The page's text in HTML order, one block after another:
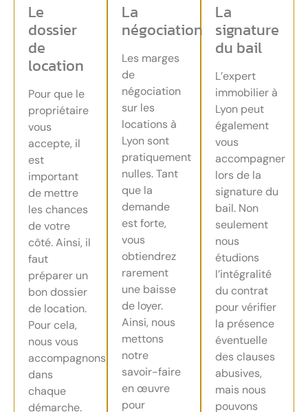
Le
dossier
de
location
Pour que le
propriétaire
vous
accepte, il
est
important
de mettre
les chances
de votre
côté. Ainsi, il
faut
préparer un
bon dossier
de location.
Pour cela,
nous vous
accompagnons
dans
chaque
démarche.
La
négociation
Les marges
de
négociation
sur les
locations à
Lyon sont
pratiquement
nulles. Tant
que la
demande
est forte,
vous
obtiendrez
rarement
une baisse
de loyer.
Ainsi, nous
mettons
notre
savoir-faire
en œuvre
pour
La
signature
du bail
L’expert
immobilier à
Lyon peut
également
vous
accompagner
lors de la
signature du
bail. Non
seulement
nous
étudions
l’intégralité
du contrat
pour vérifier
la présence
éventuelle
des clauses
abusives,
mais nous
pouvons